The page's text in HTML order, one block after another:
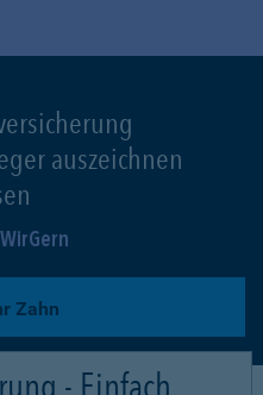
auszeichnen
Zahn
- Einfach.